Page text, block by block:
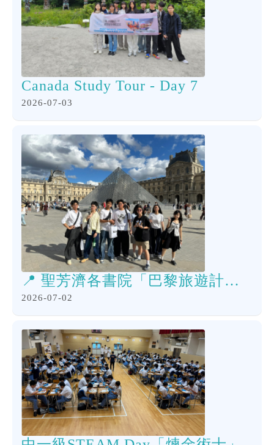
Canada Study Tour - Day 7
2026-07-03
📍 聖芳濟各書院「巴黎旅遊計劃」Day 4！
2026-07-02